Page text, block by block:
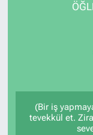
(Bir iş
tevekkül et.
HAYATIN
Süper Lig
Son Dakika
Haber Arşivi